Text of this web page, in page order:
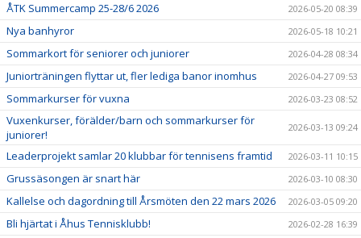
ÅTK Summercamp 25-28/6 2026 2026-05-20 08:39
Nya banhyror 2026-05-18 10:21
Sommarkort för seniorer och juniorer 2026-04-28 08:34
Juniorträningen flyttar ut, fler lediga banor inomhus 2026-04-27 09:53
Sommarkurser för vuxna 2026-03-23 08:52
Vuxenkurser, förälder/barn och sommarkurser för
juniorer!
2026-03-13 09:24
Leaderprojekt samlar 20 klubbar för tennisens framtid 2026-03-11 10:15
Grussäsongen är snart här 2026-03-10 08:30
Kallelse och dagordning till Årsmöten den 22 mars 2026 2026-03-05 09:20
Bli hjärtat i Åhus Tennisklubb! 2026-02-28 16:39